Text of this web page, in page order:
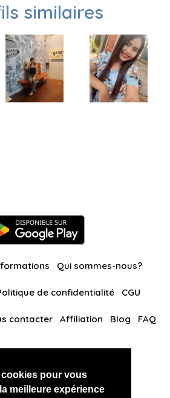
pour vous
meilleure expérience
similaires
Qui sommes-nous?
de confidentialité CGU
contacter Affiliation Blog FAQ
RussianKisses